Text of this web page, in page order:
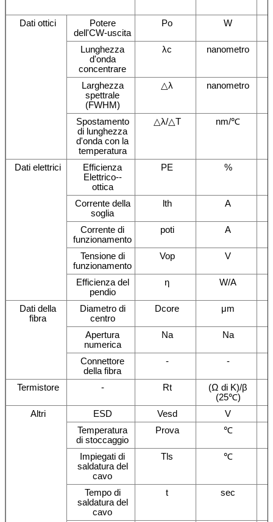
Dati ottici
Potere
dell'CW-uscita
Po W
Lunghezza
d'onda
concentrare
λc nanometro
Larghezza
spettrale
(FWHM)
△λ nanometro
Spostamento
di lunghezza
d'onda con la
temperatura
△λ/△T nm/℃
Dati elettrici
Efficienza
Elettrico--
ottica
PE %
Corrente della
soglia
lth A
Corrente di
funzionamento
poti A
Tensione di
funzionamento
Vop V
Efficienza del
pendio
η W/A
Dati della
fibra
Diametro di
centro
Dcore μm
Apertura
numerica
Na Na
Connettore
della fibra
- -
Termistore - Rt
(Ω di K)/β
(25℃)
Altri
ESD Vesd
V
Temperatura
di stoccaggio
Prova ℃
Impiegati di
saldatura del
cavo
Tls ℃
Tempo di
saldatura del
cavo
t sec